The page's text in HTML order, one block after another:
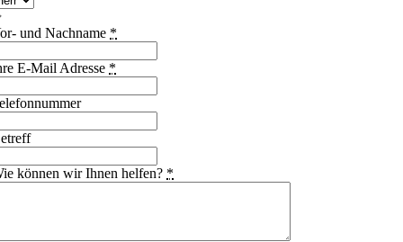
und Nachname *
E-Mail Adresse *
können wir Ihnen helfen? *